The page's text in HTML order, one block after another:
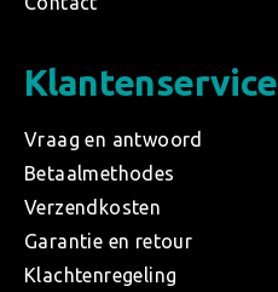
Klantenservice
Vraag en antwoord
Betaalmethodes
Verzendkosten
Garantie en retour
Klachtenregeling